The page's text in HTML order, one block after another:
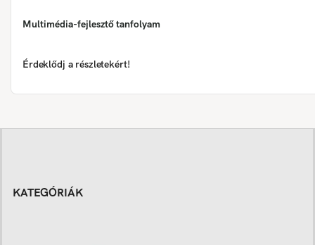
Multimédia-fejlesztő tanfolyam
Érdeklődj a részletekért!
KATEGÓRIÁK